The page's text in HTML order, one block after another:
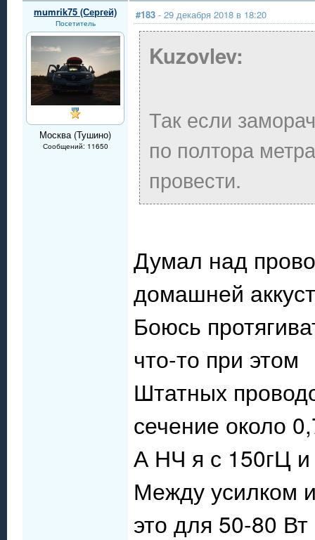
mumrik75 (Сергей)
Посетитель
Москва (Тушино)
Сообщений: 11650
#183 - 29 декабря 2018 в 18:20
Kuzovlev:
Так если
по полтора
провести.
Думал над
домашней
Боюсь
что-то при этом
Штатных
сечение около
А НЧ я с 150гЦ
Между усилком
это для 50-80